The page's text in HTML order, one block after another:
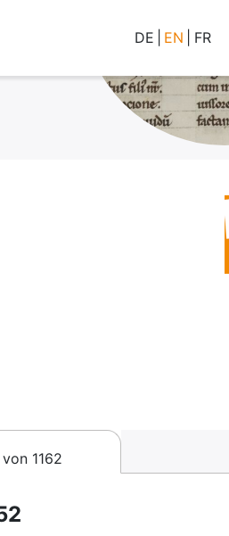
DE EN FR
von 1162